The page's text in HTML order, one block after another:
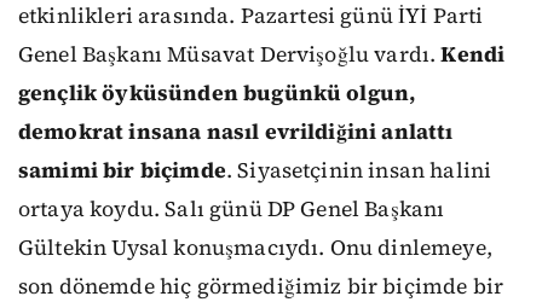
etkinlikleri arasında. Pazartesi günü İYİ Parti
Genel Başkanı Müsavat Dervişoğlu vardı.Kendi
gençlik öyküsünden bugünkü olgun,
demokrat insana nasıl evrildiğini anlattı
samimi bir biçimde. Siyasetçinin insan halini
ortaya koydu. Salı günü DP Genel Başkanı
Gültekin Uysal konuşmacıydı. Onu dinlemeye,
son dönemde hiç görmediğimiz bir biçimde bir